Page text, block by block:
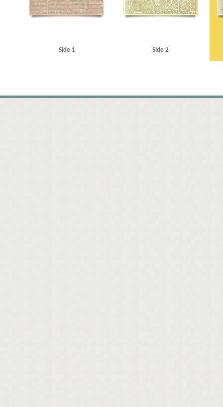
Thune Jacobsen, Eigil, politiker
Titan, fabrik U Ungarn USA V Vestre
Side 1 Side 2